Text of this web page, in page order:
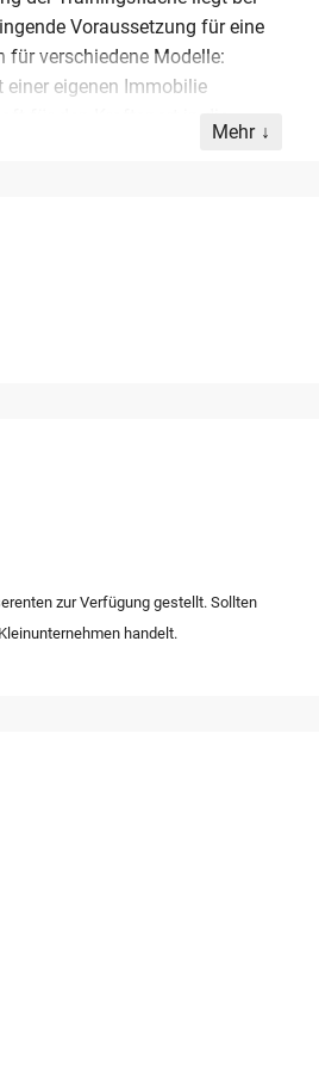
Voraussetzung für eine
verschiedene Modelle:
eigenen Immobilie
Mehr
zur Verfügung gestellt. Sollten
handelt.